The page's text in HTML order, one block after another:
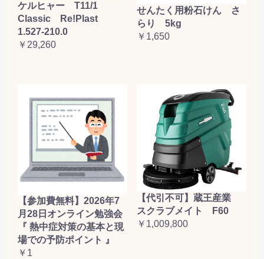
ケルヒャー T11/1
Classic Re!Plast
1.527-210.0
￥29,260
せんたく用粉石けん さ
らり 5kg
￥1,650
【参加費無料】2026年7
月28日オンライン勉強会
『 熱中症対策の基本と現
場での予防ポイント 』
￥1
【代引不可】蔵王産業
スクラブメイト F60
￥1,009,800